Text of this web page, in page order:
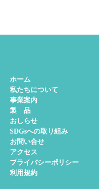
ホーム
私たちについて
事業案内
製 品
おしらせ
SDGsへの取り組み
お問い合せ
アクセス
プライバシーポリシー
利用規約